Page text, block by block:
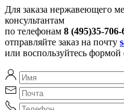
Для заказа нержавеющего
консультантам
по телефонам 8 (495)35-706-
отправляйте заказ на почту
или воспользуйтесь формой